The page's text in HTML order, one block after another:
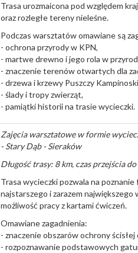
Trasa urozmaicona pod względem
oraz rozległe tereny nieleśne.
Podczas warsztatów omawiane są
- ochrona przyrody w KPN,
- martwe drewno i jego rola w
- znaczenie terenów otwartych dla
- drzewa i krzewy Puszczy
- ślady i tropy zwierząt,
- pamiątki historii na trasie wycieczki.
Zajęcia warsztatowe w formie
- Stary Dąb - Sieraków
Długość trasy: 8 km, czas przejścia
Trasa wycieczki pozwala na
najstarszego i zarazem
możliwość pracy z kartami ćwiczeń.
Omawiane zagadnienia:
- znaczenie obszarów ochrony
- rozpoznawanie podstawowych